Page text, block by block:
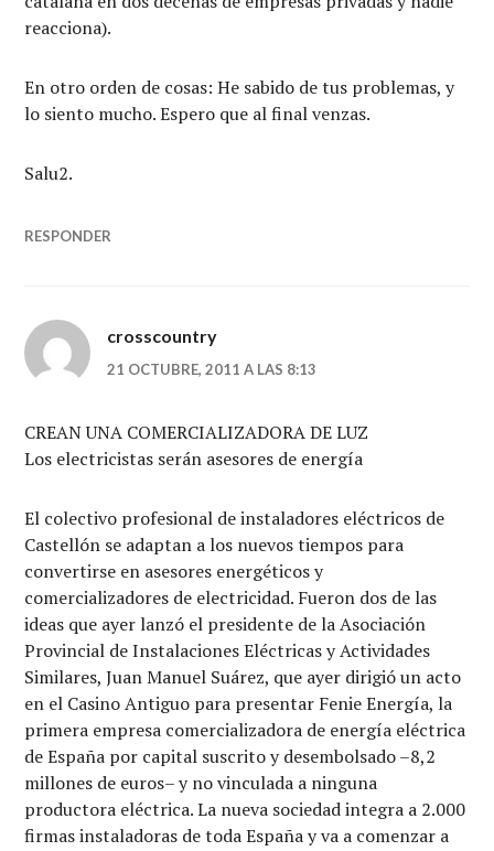
reacciona).
En otro orden de cosas: He sabido de tus problemas, y
lo siento mucho. Espero que al final venzas.
Salu2.
RESPONDER
crosscountry
21 OCTUBRE, 2011 A LAS 8:13
CREAN UNA COMERCIALIZADORA DE LUZ
Los electricistas serán asesores de energía
El colectivo profesional de instaladores eléctricos de
Castellón se adaptan a los nuevos tiempos para
convertirse en asesores energéticos y
comercializadores de electricidad. Fueron dos de las
ideas que ayer lanzó el presidente de la Asociación
Provincial de Instalaciones Eléctricas y Actividades
Similares, Juan Manuel Suárez, que ayer dirigió un acto
en el Casino Antiguo para presentar Fenie Energía, la
primera empresa comercializadora de energía eléctrica
de España por capital suscrito y desembolsado –8,2
millones de euros– y no vinculada a ninguna
productora eléctrica. La nueva sociedad integra a 2.000
firmas instaladoras de toda España y va a comenzar a